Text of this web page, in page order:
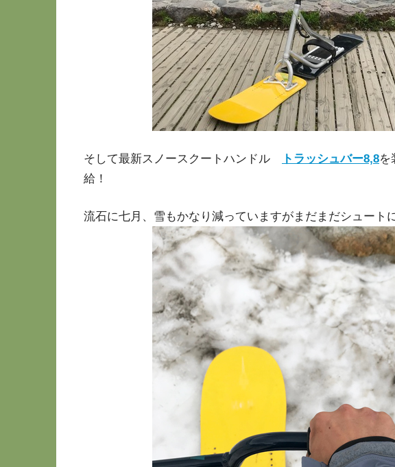
そして最新スノースクートハンドル トラッシュバー8,8を
給！
流石に七月、雪もかなり減っていますがまだまだシュート